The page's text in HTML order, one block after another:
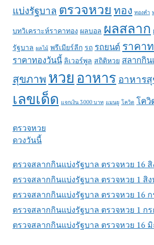
แบ่งรัฐบาล ตรวจหวย ทอง ทองคำ
บทวิเคราะห์ราคาทอง ผลบอล ผลสลาก
รัฐบาล ผลไม้ พรีเมียร์ลีก รถ รถยนต์ ราคา
ราคาทองวันนี้ ลิเวอร์พูล สถิติหวย สลากกิ
สุขภาพ หวย อาหาร อาหาร
เลขเด็ด แจกเงิน 3000 บาท แมนยู โควิด โควิ
ตรวจหวย
ดวงวันนี้
ตรวจสลากกินแบ่งรัฐบาล ตรวจหวย 16
ตรวจสลากกินแบ่งรัฐบาล ตรวจหวย 1 สิ
ตรวจสลากกินแบ่งรัฐบาล ตรวจหวย 16
ตรวจสลากกินแบ่งรัฐบาล ตรวจหวย 1 ก
ตรวจสลากกินแบ่งรัฐบาล ตรวจหวย 16